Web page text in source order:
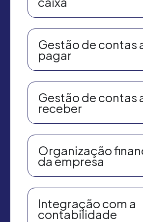
Gestão de contas
pagar
Gestão de contas
receber
Organização
da empresa
Integração com a
contabilidade